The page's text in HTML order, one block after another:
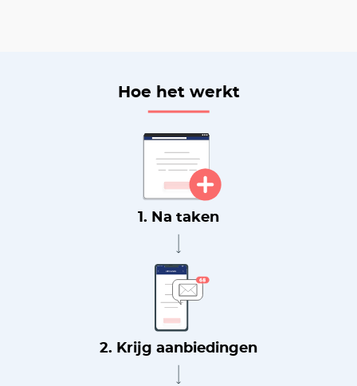
Hoe het werkt
1. Na taken
2. Krijg aanbiedingen